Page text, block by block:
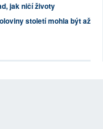
jak ničí životy
století mohla být až